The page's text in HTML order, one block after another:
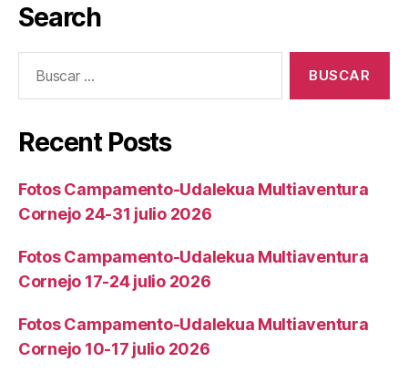
Search
Recent Posts
Fotos Campamento-Udalekua Multiaventura
Cornejo 24-31 julio 2026
Fotos Campamento-Udalekua Multiaventura
Cornejo 17-24 julio 2026
Fotos Campamento-Udalekua Multiaventura
Cornejo 10-17 julio 2026